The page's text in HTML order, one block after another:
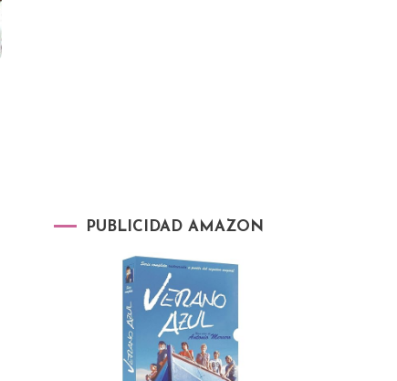
PUBLICIDAD AMAZON